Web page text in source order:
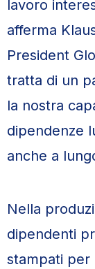
lavoro
afferma
President
tratta di un
la nostra
dipendenze
anche a
Nella
dipendenti
stampati per